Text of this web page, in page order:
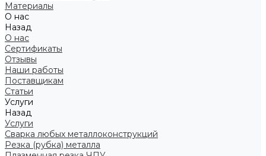
Материалы
О нас
Назад
О нас
Сертификаты
Отзывы
Наши работы
Поставщикам
Статьи
Услуги
Назад
Услуги
Сварка любых металлоконструкций
Резка (рубка) металла